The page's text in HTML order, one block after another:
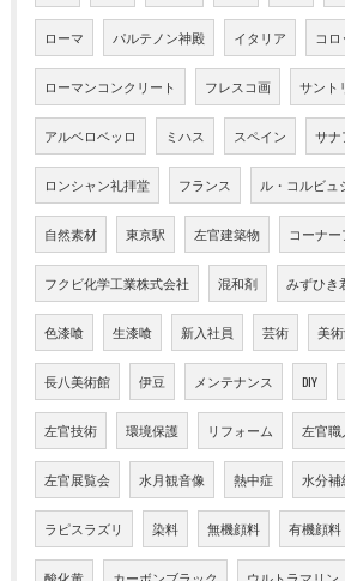
ローマ パルテノン神殿 イタリア コロ
ローマンコンクリート フレスコ画 サント
アルベロベッロ ミハス スペイン サナ
ロンシャン礼拝堂 フランス ル・コルビュ
自然素材 東京駅 左官建築物 コーナー
フクビ化学工業株式会社 混和剤 みずひき
色漆喰 生漆喰 新入社員 芸術 美
長八美術館 伊豆 メンテナンス DIY
左官技術 環境保護 リフォーム 左官職
左官展覧会 水月観音像 熱中症 水分補
ラピスラズリ 染料 無機顔料 有機顔料